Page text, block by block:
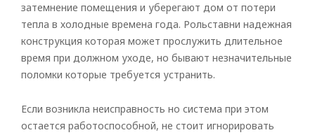
затемнение помещения и уберегают дом от потери
тепла в холодные времена года. Рольставни надежная
конструкция которая может прослужить длительное
время при должном уходе, но бывают незначительные
поломки которые требуется устранить.
Если возникла неисправность но система при этом
остается работоспособной, не стоит игнорировать